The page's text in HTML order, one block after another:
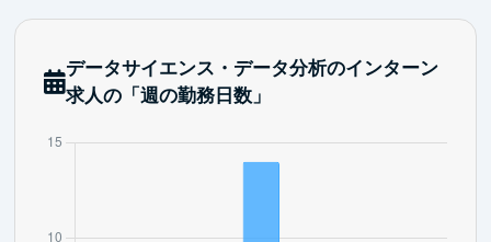
データサイエンス・データ分析のインターン
求人の「週の勤務日数」